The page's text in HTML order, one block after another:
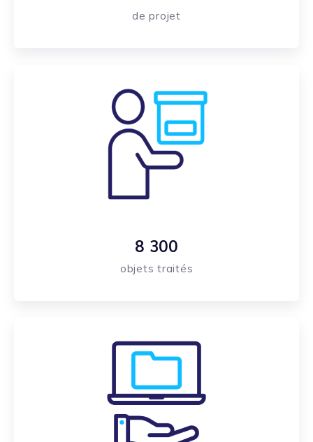
de projet
8 300
objets traités